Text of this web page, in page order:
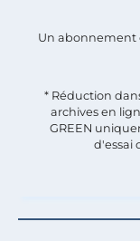
Un abonnement
* Réduction
archives en
GREEN
d'essai